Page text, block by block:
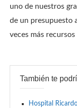
uno de nuestros
de un presupuesto
veces más recursos
También te
Hospital